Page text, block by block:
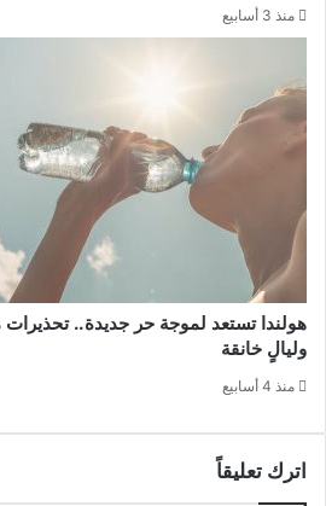
منذ 3 أسابيع
هولندا تستعد لموجة حر جديدة..
وليالٍ خانقة
منذ 4 أسابيع
اترك تعليقاً